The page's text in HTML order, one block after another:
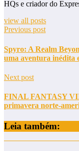
HQs e criador do
view all posts
Previous post
Spyro: A Realm
uma aventura inédita
Next post
FINAL FANTASY
primavera norte-
Leia também: